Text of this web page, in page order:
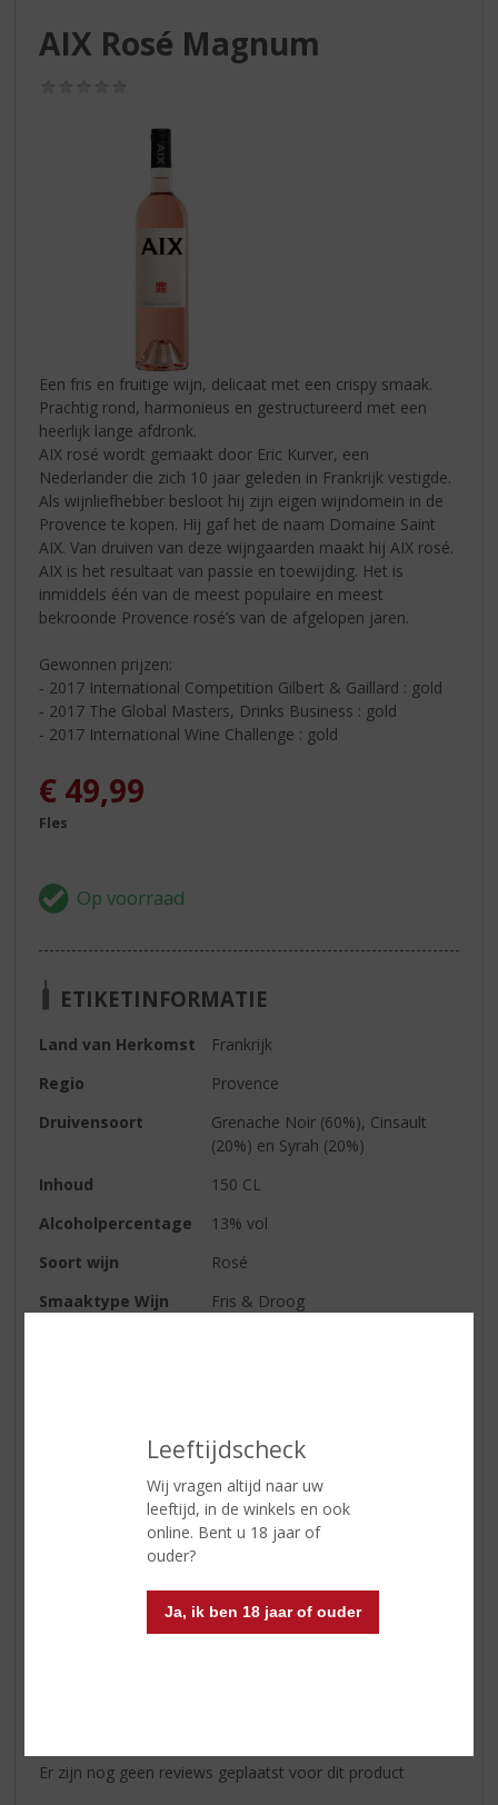
Leeftijdscheck
Wij vragen altijd naar uw
leeftijd, in de winkels en ook
online. Bent u 18 jaar of
ouder?
Ja, ik ben 18 jaar of ouder
AIX Rosé Magnum
Een fris en fruitige wijn, delicaat met een crispy smaak.
Prachtig rond, harmonieus en gestructureerd met een
heerlijk lange afdronk.
AIX rosé wordt gemaakt door Eric Kurver, een
Nederlander die zich 10 jaar geleden in Frankrijk vestigde.
Als wijnliefhebber besloot hij zijn eigen wijndomein in de
Provence te kopen. Hij gaf het de naam Domaine Saint
AIX. Van druiven van deze wijngaarden maakt hij AIX rosé.
AIX is het resultaat van passie en toewijding. Het is
inmiddels één van de meest populaire en meest
bekroonde Provence rosé’s van de afgelopen jaren.
Gewonnen prijzen:
‐ 2017 International Competition Gilbert & Gaillard : gold
‐ 2017 The Global Masters, Drinks Business : gold
‐ 2017 International Wine Challenge : gold
€ 49,99
Fles
ETIKETINFORMATIE
Land van Herkomst
Frankrijk
Regio
Provence
Druivensoort
Grenache Noir (60%), Cinsault
(20%) en Syrah (20%)
Inhoud
150 CL
Alcoholpercentage
13% vol
Soort wijn
Rosé
Smaaktype Wijn
Fris & Droog
Een fris en fruitige wijn, delicaat
met een crispy smaak. Prachtig
rond, harmonieus en
gestructureerd met een heerlijk
8-10°C
Er zijn nog geen reviews geplaatst voor dit product